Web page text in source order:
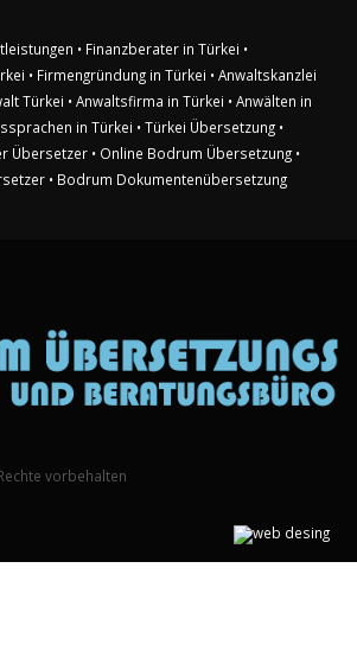
• Finanzberater in Türkei •
• Firmengründung in Türkei • Anwaltskanzlei
Türkei • Anwaltsfirma in Türkei • Anwälten in
in Türkei • Türkei Übersetzung •
Übersetzer • Online Bodrum Übersetzung •
• Bodrum Dokumentenübersetzung
vorbehalten